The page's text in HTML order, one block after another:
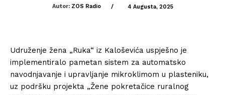
Autor: ZOS Radio / 4 Augusta, 2025
Udruženje žena „Ruka“ iz Kaloševića uspješno je
implementiralo pametan sistem za automatsko
navodnjavanje i upravljanje mikroklimom u plasteniku,
uz podršku projekta „Žene pokretačice ruralnog